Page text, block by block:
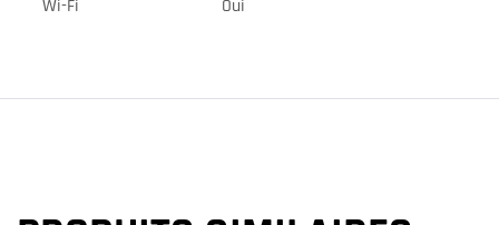
Wi-Fi Oui